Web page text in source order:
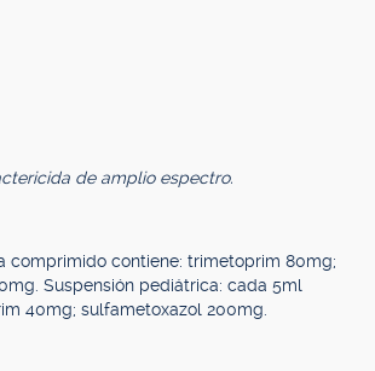
de amplio espectro.
comprimido contiene: trimetoprim 80mg;
Suspensión pediátrica: cada 5ml
40mg; sulfametoxazol 200mg.